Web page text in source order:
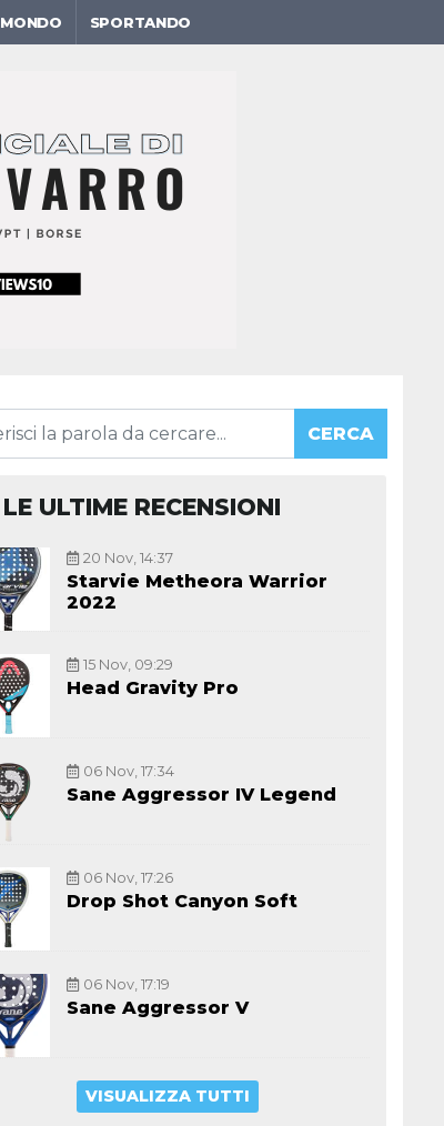
MONDO SPORTANDO
CERCA
LE ULTIME RECENSIONI
20 Nov, 14:37
Starvie Metheora Warrior
2022
15 Nov, 09:29
Head Gravity Pro
06 Nov, 17:34
Sane Aggressor IV Legend
06 Nov, 17:26
Drop Shot Canyon Soft
06 Nov, 17:19
Sane Aggressor V
VISUALIZZA TUTTI